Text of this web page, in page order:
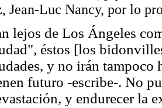
Jean-Luc Nancy, por lo
lejos de Los Ángeles
éstos [los
y no irán tampoco
futuro -escribe-. No
y endurecer la